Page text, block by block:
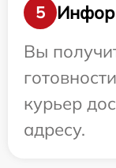
5
Вы
курьер
адресу.